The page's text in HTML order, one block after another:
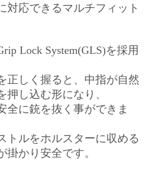
対応できるマルチフィット
Lock System(GLS)を採用
正しく握ると、中指が自然
押し込む形になり、
全に銃を抜く事ができま
トルをホルスターに収める
掛かり安全です。